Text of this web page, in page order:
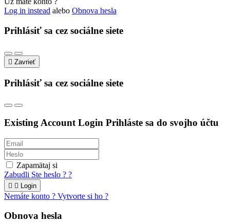
Log in instead alebo Obnova hesla
Prihlásiť sa cez sociálne siete
 Zavrieť
Prihlásiť sa cez sociálne siete
Existing Account Login Prihláste sa do svojho účtu
Zapamätaj si
Zabudli Ste heslo ? ?
  Login
Nemáte konto ? Vytvorte si ho ?
Obnova hesla